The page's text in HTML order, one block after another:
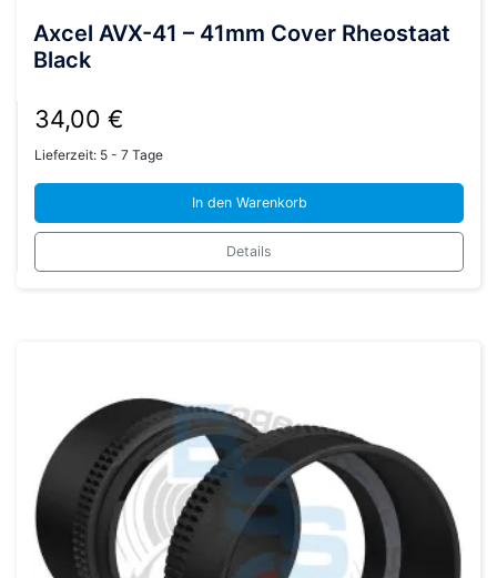
Axcel AVX-41 – 41mm Cover Rheostaat
Black
34,00 €
Lieferzeit: 5 - 7 Tage
In den Warenkorb
Details